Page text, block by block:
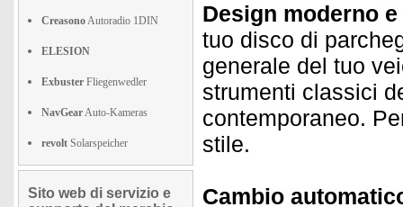
CreasonoAutoradio 1DIN
ELESION
Exbuster Fliegenwedler
NavGearAuto-Kameras
revolt Solarspeicher
Sito web di servizio e
Design moderno
tuo disco di
generale del tuo
strumenti classici
contemporaneo.
stile.
Cambio